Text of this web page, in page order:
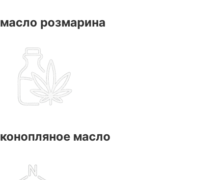
масло розмарина
конопляное масло